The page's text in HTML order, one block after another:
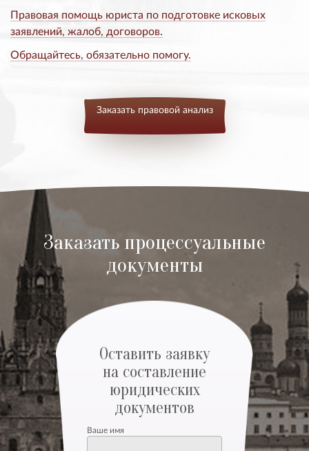
Правовая помощь юриста по подготовке исковых
заявлений, жалоб, договоров.
Обращайтесь, обязательно помогу.
Заказать правовой анализ
Заказать процессуальные
документы
Оставить заявку
на составление
юридических
документов
Ваше имя